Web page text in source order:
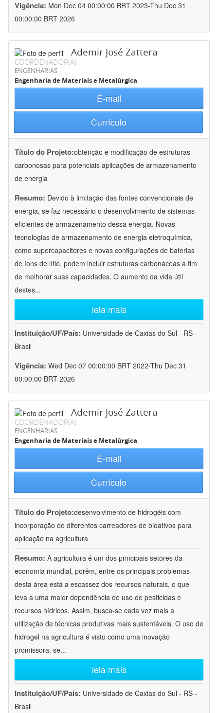
Vigência: Mon Dec 04 00:00:00 BRT 2023-Thu Dec 31
00:00:00 BRT 2026
Ademir José Zattera
COORDENADOR(A)
ENGENHARIAS
Engenharia de Materiais e Metalúrgica
E-mail
Currículo
Título do Projeto:obtenção e modificação de estruturas
carbonosas para potenciais aplicações de armazenamento
de energia
Resumo: Devido à limitação das fontes convencionais de
energia, se faz necessário o desenvolvimento de sistemas
eficientes de armazenamento dessa energia. Novas
tecnologias de armazenamento de energia eletroquímica,
como supercapacitores e novas configurações de baterias
de íons de lítio, podem incluir estruturas carbonáceas a fim
de melhorar suas capacidades. O aumento da vida útil
destes...
leia mais
Instituição/UF/País: Universidade de Caxias do Sul - RS -
Brasil
Vigência: Wed Dec 07 00:00:00 BRT 2022-Thu Dec 31
00:00:00 BRT 2026
Ademir José Zattera
COORDENADOR(A)
ENGENHARIAS
Engenharia de Materiais e Metalúrgica
E-mail
Currículo
Título do Projeto:desenvolvimento de hidrogéis com
incorporação de diferentes carreadores de bioativos para
aplicação na agricultura
Resumo: A agricultura é um dos principais setores da
economia mundial, porém, entre os principais problemas
desta área está a escassez dos recursos naturais, o que
leva a uma maior dependência de uso de pesticidas e
recursos hídricos. Assim, busca-se cada vez mais a
utilização de técnicas produtivas mais sustentáveis. O uso de
hidrogel na agricultura é visto como uma inovação
promissora, se...
leia mais
Instituição/UF/País: Universidade de Caxias do Sul - RS -
Brasil